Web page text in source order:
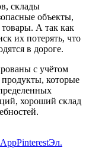
склады
объекты,
товары. А так как
их потерять, что
в дороге.
с учётом
продукты, которые
хороший склад
PinterestЭл.